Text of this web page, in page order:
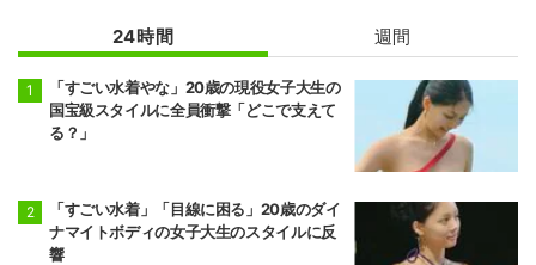
24時間 週間
「すごい水着やな」20歳の現役女子大生の
国宝級スタイルに全員衝撃「どこで支えて
る？」
「すごい水着」「目線に困る」20歳のダイ
ナマイトボディの女子大生のスタイルに反
響